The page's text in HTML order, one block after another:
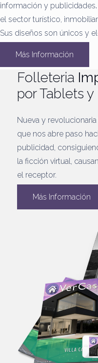
información y publicidades.
el sector turístico,
Sus diseños son únicos y
Más Información
Folleteria
por Tablets
Nueva y
que nos abre paso
publicidad,
la ficción virtual,
el receptor.
Más Información